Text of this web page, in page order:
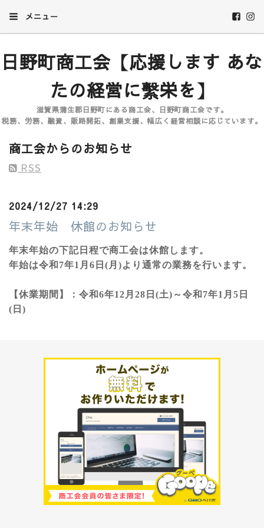
メニュー
日野町商工会【応援します あな
たの経営に繫栄を】
滋賀県蒲生郡日野町にある商工会、日野町商工会です。
税務、労務、融資、販路開拓、創業支援、幅広く経営相談に応じています。
商工会からのお知らせ
RSS
2024/12/27 14:29
年末年始 休館のお知らせ
年末年始の下記日程で商工会は休館します。
年始は令和7年1月6日(月)より通常の業務を行います。
【休業期間】：令和6年12月28日(土)～令和7年1月5日
(日)